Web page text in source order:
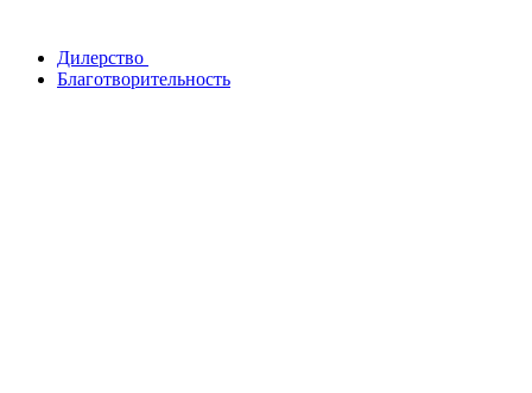
Дилерство
Благотворительность